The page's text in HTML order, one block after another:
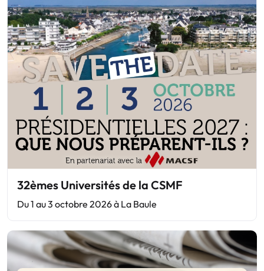
32èmes Universités de la CSMF
Du 1 au 3 octobre 2026 à La Baule